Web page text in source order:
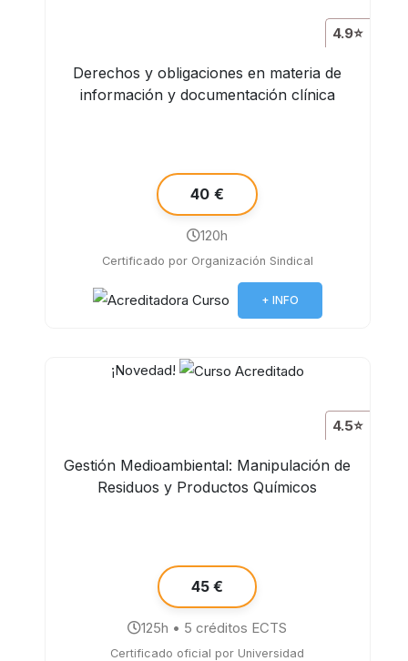
4.9⭐
Derechos y obligaciones en materia de
información y documentación clínica
40 €
120h
Certificado por Organización Sindical
+ INFO
¡Novedad!
4.5⭐
Gestión Medioambiental: Manipulación de
Residuos y Productos Químicos
45 €
125h • 5 créditos ECTS
Certificado oficial por Universidad